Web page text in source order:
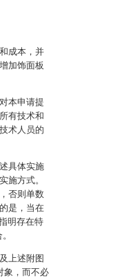
成本，并
加饰面板
本申请提
有技术和
术人员的
具体实施
施方式。
否则单数
是，当在
明存在特
上述附图
象，而不必